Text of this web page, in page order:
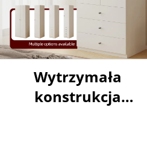
Wytrzymała
konstrukcja